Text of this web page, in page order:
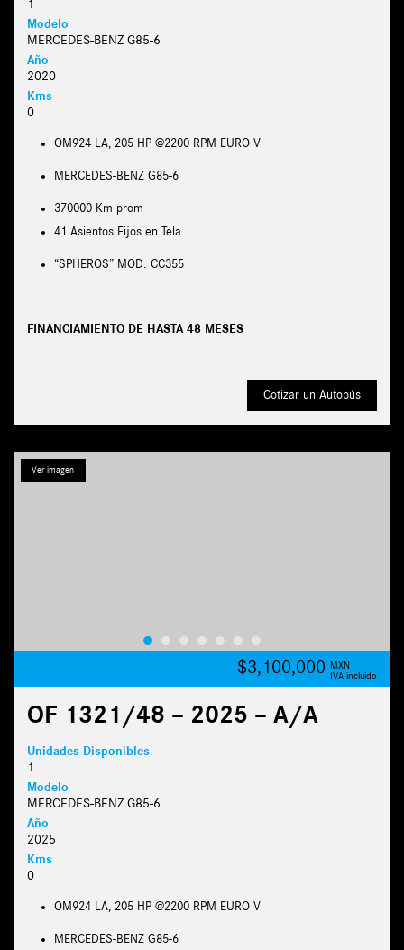
1
Modelo
MERCEDES-BENZ G85-6
Año
2020
Kms
0
OM924 LA, 205 HP @2200 RPM EURO V
MERCEDES-BENZ G85-6
370000 Km prom
41 Asientos Fijos en Tela
“SPHEROS” MOD. CC355
FINANCIAMIENTO DE HASTA 48 MESES
Cotizar un Autobús
Ver imagen
$3,100,000
MXN
IVA incluido
OF 1321/48 – 2025 – A/A
Unidades Disponibles
1
Modelo
MERCEDES-BENZ G85-6
Año
2025
Kms
0
OM924 LA, 205 HP @2200 RPM EURO V
MERCEDES-BENZ G85-6